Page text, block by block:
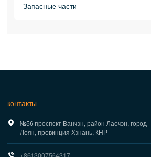
Запасные части
контакты

№56 проспект Ванчэн, район Лаочэн, город
Лоян, провинция Хэнань, КНР
 +8613007564317